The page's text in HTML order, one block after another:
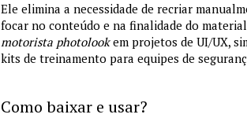
Ele elimina a necessidade de recriar
focar no conteúdo e na finalidade do
motorista photolookem projetos de UI/UX,
kits de treinamento para equipes de
Como baixar e usar?